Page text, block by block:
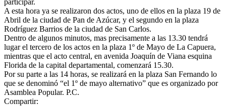
A esta hora ya se realizaron dos actos, uno de ellos en la plaza 19 de
Abril de la ciudad de Pan de Azúcar, y el segundo en la plaza
Rodríguez Barrios de la ciudad de San Carlos.
Dentro de algunos minutos, mas precisamente a las 13.30 tendrá
lugar el tercero de los actos en la plaza 1º de Mayo de La Capuera,
mientras que el acto central, en avenida Joaquín de Viana esquina
Florida de la capital departamental, comenzará 15.30.
Por su parte a las 14 horas, se realizará en la plaza San Fernando lo
que se denominó “el 1º de mayo alternativo” que es organizado por
Asamblea Popular. P.C.
Compartir: